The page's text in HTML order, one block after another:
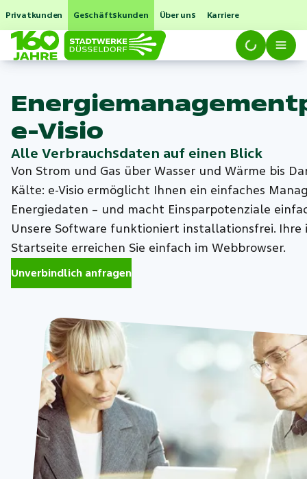
Privatkunden Geschäftskunden Über uns Karriere
e-Visio
Alle Verbrauchsdaten auf einen Blick
Von Strom und Gas über Wasser und Wärme bis
Kälte: e-Visio ermöglicht Ihnen ein einfaches
Energiedaten – und macht Einsparpotenziale
Unsere Software funktioniert installationsfrei. Ihre
Startseite erreichen Sie einfach im Webbrowser.
Unverbindlich anfragen